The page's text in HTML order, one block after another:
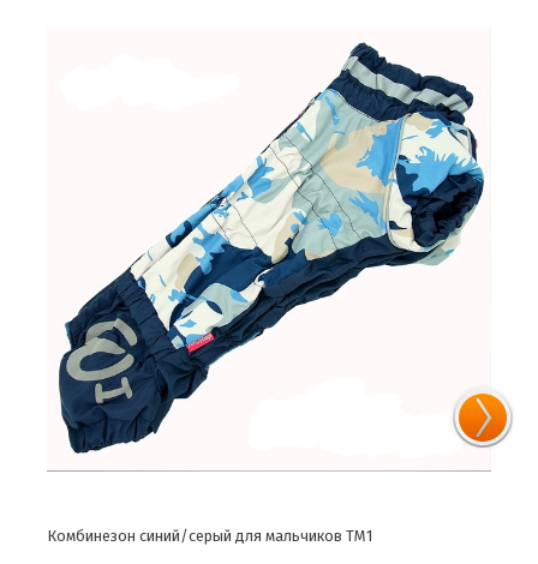
серый для мальчиков TM1 Комбинезон зимний